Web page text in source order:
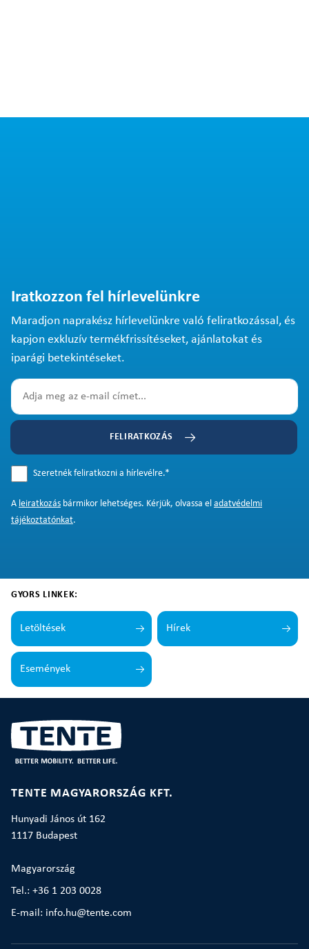
Iratkozzon fel hírlevelünkre
Maradjon naprakész hírlevelünkre való feliratkozással, és
kapjon exkluzív termékfrissítéseket, ajánlatokat és
iparági betekintéseket.
FELIRATKOZÁS
Szeretnék feliratkozni a hírlevélre.*
A leiratkozás bármikor lehetséges. Kérjük, olvassa el adatvédelmi
tájékoztatónkat.
GYORS LINKEK:
Letöltések Hírek
Események
TENTE MAGYARORSZÁG KFT.
Hunyadi János út 162
1117 Budapest
Magyarország
Tel.: +36 1 203 0028
E-mail: info.hu@tente.com